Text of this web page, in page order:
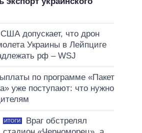
допускает, что дрон
Украины в Лейпциге
рф – WSJ
по программе «Пакет
уже поступают: что нужно
ИТОГИ
Враг обстрелял